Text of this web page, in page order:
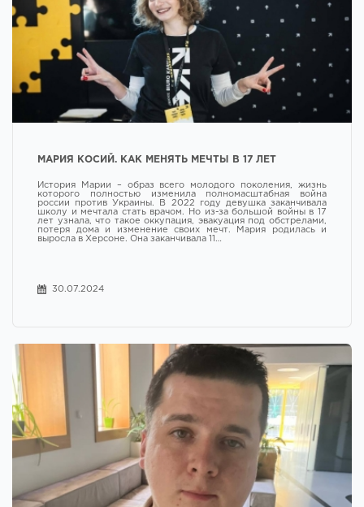
МАРИЯ КОСИЙ. КАК МЕНЯТЬ МЕЧТЫ В 17 ЛЕТ
История Марии – образ всего молодого поколения, жизнь
которого полностью изменила полномасштабная война
россии против Украины. В 2022 году девушка заканчивала
школу и мечтала стать врачом. Но из-за большой войны в 17
лет узнала, что такое оккупация, эвакуация под обстрелами,
потеря дома и изменение своих мечт. Мария родилась и
выросла в Херсоне. Она заканчивала 11…
30.07.2024